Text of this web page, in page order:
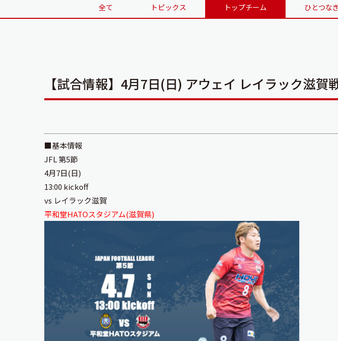
全て トピックス トップチーム ひとつな
【試合情報】4月7日(日) アウェイ レイラック滋賀
■基本情報
JFL 第5節
4月7日(日)
13:00 kickoff
vs レイラック滋賀
平和堂HATOスタジアム(滋賀県)